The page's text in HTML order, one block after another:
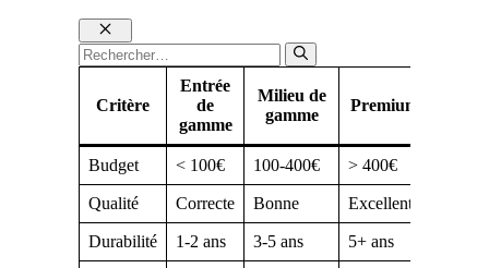
Fermer
Rechercher :
Critère
Entrée
de
gamme
Milieu de
gamme
Premium
Budget < 100€ 100-400€ > 400€
Qualité Correcte Bonne Excellente
Durabilité 1-2 ans 3-5 ans 5+ ans